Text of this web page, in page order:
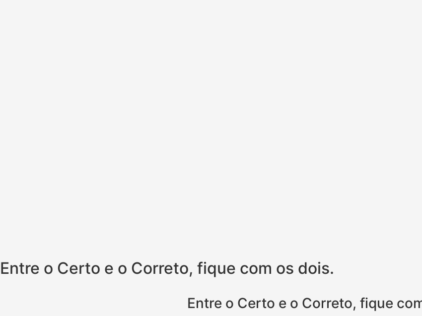
Entre o Certo e o Correto, fique com os dois.
Entre o Certo e o Correto, fique